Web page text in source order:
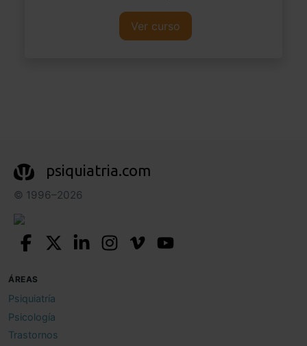
Ver curso
psiquiatria.com
© 1996–2026
ÁREAS
Psiquiatría
Psicología
Trastornos